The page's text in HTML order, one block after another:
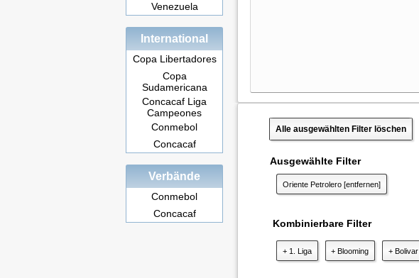
Alle ausgewählten Filter löschen
Ausgewählte Filter
Oriente Petrolero [entfernen]
Kombinierbare Filter
+ 1. Liga + Blooming + Bolivar
Venezuela
International
Copa Libertadores
Copa
Sudamericana
Concacaf Liga
Campeones
Conmebol
Concacaf
Verbände
Conmebol
Concacaf